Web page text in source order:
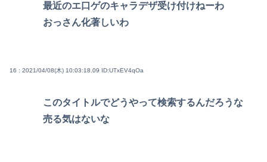
最近のエ口ゲのキャラデザ受け付けねーわ
おっさん化著しいわ
16 : 2021/04/08(木) 10:03:18.09 ID:UTxEV4qOa
このタイトルでどうやって検索するんだろうな
売る気はないな